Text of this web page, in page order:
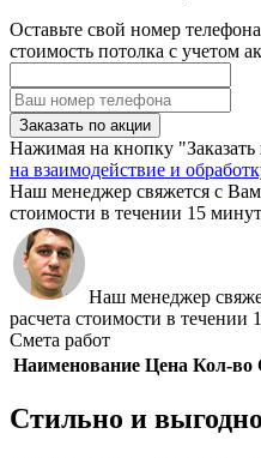
Оставьте свой номер
стоимость потолка с учетом
Заказать по акции
Нажимая на кнопку
на взаимодействие и
Наш менеджер свяжется с
стоимости в течении 15
Наш менеджер
расчета стоимости в течении
Смета работ
Наименование Цена Кол-во
Стильно и выгодно